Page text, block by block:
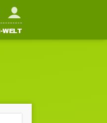
Mein FFH
WELT